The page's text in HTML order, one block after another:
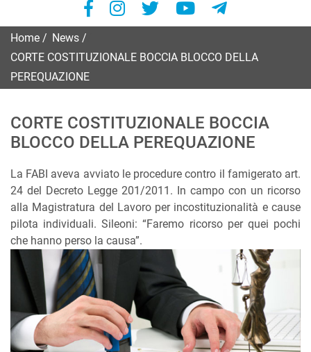
Home News
CORTE COSTITUZIONALE BOCCIA BLOCCO DELLA
PEREQUAZIONE
CORTE COSTITUZIONALE BOCCIA
BLOCCO DELLA PEREQUAZIONE
La FABI aveva avviato le procedure contro il famigerato art.
24 del Decreto Legge 201/2011. In campo con un ricorso
alla Magistratura del Lavoro per incostituzionalità e cause
pilota individuali. Sileoni: “Faremo ricorso per quei pochi
che hanno perso la causa”.